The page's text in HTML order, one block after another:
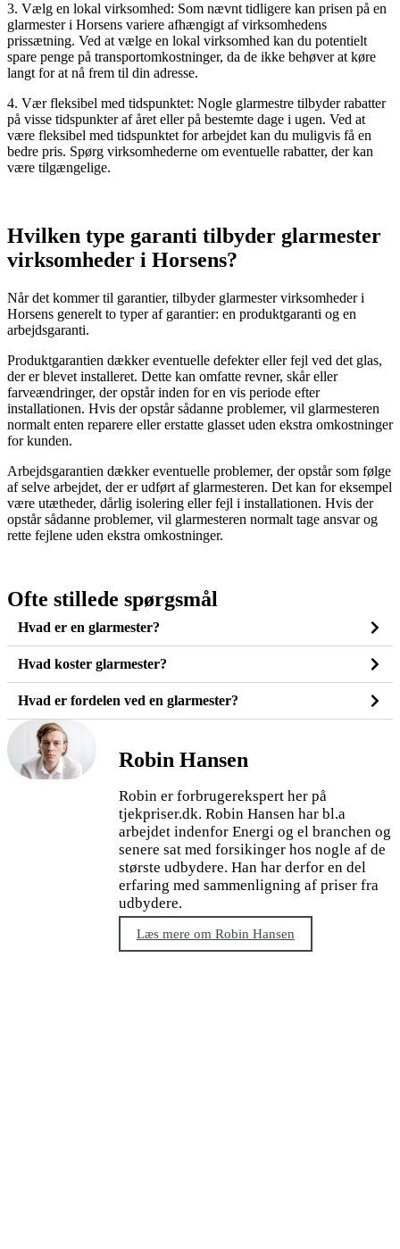
3. Vælg en lokal virksomhed: Som nævnt tidligere kan prisen på en
glarmester i Horsens variere afhængigt af virksomhedens
prissætning. Ved at vælge en lokal virksomhed kan du potentielt
spare penge på transportomkostninger, da de ikke behøver at køre
langt for at nå frem til din adresse.
4. Vær fleksibel med tidspunktet: Nogle glarmestre tilbyder rabatter
på visse tidspunkter af året eller på bestemte dage i ugen. Ved at
være fleksibel med tidspunktet for arbejdet kan du muligvis få en
bedre pris. Spørg virksomhederne om eventuelle rabatter, der kan
være tilgængelige.
Hvilken type garanti tilbyder glarmester
virksomheder i Horsens?
Når det kommer til garantier, tilbyder glarmester virksomheder i
Horsens generelt to typer af garantier: en produktgaranti og en
arbejdsgaranti.
Produktgarantien dækker eventuelle defekter eller fejl ved det glas,
der er blevet installeret. Dette kan omfatte revner, skår eller
farveændringer, der opstår inden for en vis periode efter
installationen. Hvis der opstår sådanne problemer, vil glarmesteren
normalt enten reparere eller erstatte glasset uden ekstra omkostninger
for kunden.
Arbejdsgarantien dækker eventuelle problemer, der opstår som følge
af selve arbejdet, der er udført af glarmesteren. Det kan for eksempel
være utætheder, dårlig isolering eller fejl i installationen. Hvis der
opstår sådanne problemer, vil glarmesteren normalt tage ansvar og
rette fejlene uden ekstra omkostninger.
Ofte stillede spørgsmål
Hvad er en glarmester?
Hvad koster glarmester?
Hvad er fordelen ved en glarmester?
Robin Hansen
Robin er forbrugerekspert her på
tjekpriser.dk. Robin Hansen har bl.a
arbejdet indenfor Energi og el branchen og
senere sat med forsikinger hos nogle af de
største udbydere. Han har derfor en del
erfaring med sammenligning af priser fra
udbydere.
Læs mere om Robin Hansen